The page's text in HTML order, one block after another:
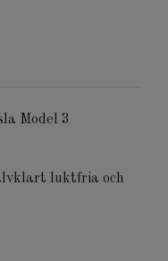
Model 3
luktfria och